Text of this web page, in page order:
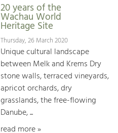
20 years of the
Wachau World
Heritage Site
Thursday, 26 March 2020
Unique cultural landscape
between Melk and Krems Dry
stone walls, terraced vineyards,
apricot orchards, dry
grasslands, the free-flowing
Danube, ...
read more »